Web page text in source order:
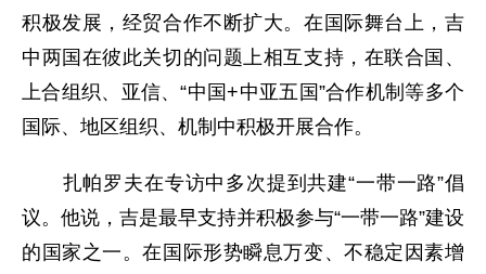
积极发展，经贸合作不断扩大。在国际舞台上，吉
中两国在彼此关切的问题上相互支持，在联合国、
上合组织、亚信、“中国+中亚五国”合作机制等多个
国际、地区组织、机制中积极开展合作。
扎帕罗夫在专访中多次提到共建“一带一路”倡
议。他说，吉是最早支持并积极参与“一带一路”建设
的国家之一。在国际形势瞬息万变、不稳定因素增